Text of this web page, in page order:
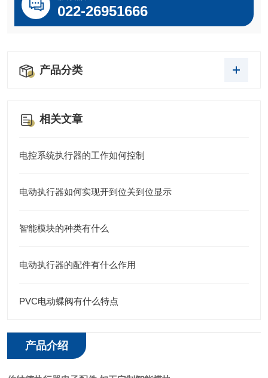
022-26951666
产品分类
相关文章
电控系统执行器的工作如何控制
电动执行器如何实现开到位关到位显示
智能模块的种类有什么
电动执行器的配件有什么作用
PVC电动蝶阀有什么特点
产品介绍